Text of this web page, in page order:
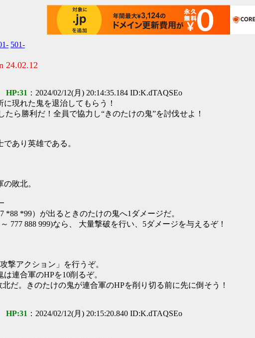
501-
：2024/02/12(月) 20:14:35.184 ID:K.dTAQSEo
現れた鬼を退治してもらう！
たら勝利だ！全員で協力し“きのたけの鬼”を討伐せよ！
あり英雄である。
敗北。
*99）が出るときのたけの鬼へ1ダメージだ。
777 888 999)なら、 大量撃破を行い、5ダメージを与えるぞ！
撃アクション」を行うぞ。
連合軍のHPを10削るぞ。
だ。きのたけの鬼が連合軍のHPを削り切る前に先に倒そう！
：2024/02/12(月) 20:15:20.840 ID:K.dTAQSEo